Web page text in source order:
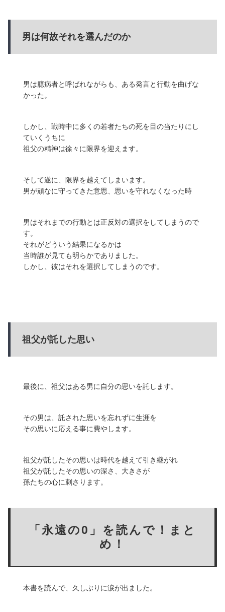
男は何故それを選んだのか
男は臆病者と呼ばれながらも、ある発言と行動を曲げな
かった。
しかし、戦時中に多くの若者たちの死を目の当たりにし
ていくうちに
祖父の精神は徐々に限界を迎えます。
そして遂に、限界を越えてしまいます。
男が頑なに守ってきた意思、思いを守れなくなった時
男はそれまでの行動とは正反対の選択をしてしまうので
す。
それがどういう結果になるかは
当時誰が見ても明らかでありました。
しかし、彼はそれを選択してしまうのです。
祖父が託した思い
最後に、祖父はある男に自分の思いを託します。
その男は、託された思いを忘れずに生涯を
その思いに応える事に費やします。
祖父が託したその思いは時代を越えて引き継がれ
祖父が託したその思いの深さ、大きさが
孫たちの心に刺さります。
「永遠の0」を読んで！まと
め！
本書を読んで、久しぶりに涙が出ました。